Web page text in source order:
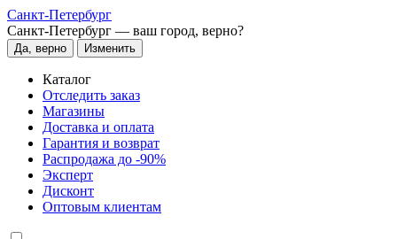
Санкт-Петербург
Санкт-Петербург — ваш город, верно?
Да, верно Изменить
Каталог
Отследить заказ
Магазины
Доставка и оплата
Гарантия и возврат
Распродажа до -90%
Эксперт
Дисконт
Оптовым клиентам